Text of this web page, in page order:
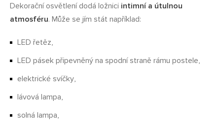
Dekorační osvětlení dodá ložnici intimní a útulnou
atmosféru. Může se jím stát například:
LED řetěz,
LED pásek připevněný na spodní straně rámu postele,
elektrické svíčky,
lávová lampa,
solná lampa,